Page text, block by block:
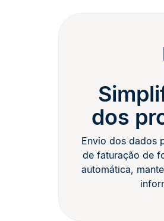
dos
Envio dos dados
de faturação de
automática,